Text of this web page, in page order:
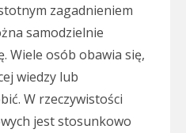
zagadnieniem
samodzielnie
Wiele osób obawia się,
wiedzy lub
W rzeczywistości
jest stosunkowo